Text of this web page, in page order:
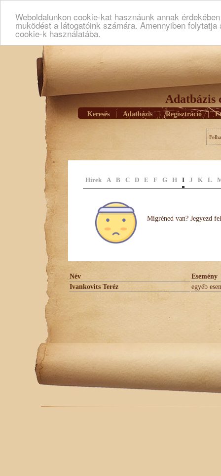
Weboldalunkon cookie-kat hasznáunk annak
muködést a látogatóink számára. Amennyiben
cookie-k használatába.
Adatbázis
Keresés Adatbázis | Regisztráció |
Hírek A B C D E F G H I J K L
Migréned van? Jegyezd
Név
Esemény
Ivankovits Teréz
egyéb